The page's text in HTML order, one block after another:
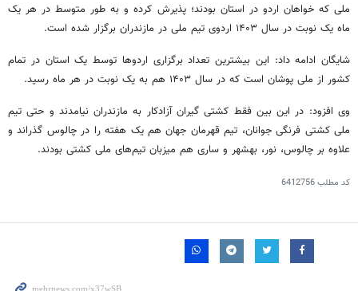
ملی که خواهان اردو در استان بودند؛ پذیرش کرده و به طور متوسط در هر یک
ماه یک نوبت در سال ۱۴۰۳ اردوی تیم ملی در مازندران برگزار شده است.
شایگان ادامه داد: این بیشترین تعداد برگزاری اردوها توسط یک استان در تمام
کشور از ملی پوشان است که در سال ۱۴۰۳ هم به یک نوبت در هر ماه رسید.
وی افزود: در این بین فقط کشتی گیران آزادکار به مازندران نیامدند و حتی تیم
ملی کشتی فرنگی جوانان، تیم قهرمان جهان هم یک هفته را در چالوس گذراند و
علاوه بر چالوس، نور، بهشهر و ساری هم میزبان تیم‌های ملی کشتی بودند.
کد مطلب6412756